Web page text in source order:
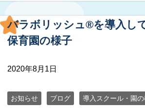
バラボリッシュ®︎を導入し
保育園の様子
2020年8月1日
お知らせ ブログ 導入スクール・園